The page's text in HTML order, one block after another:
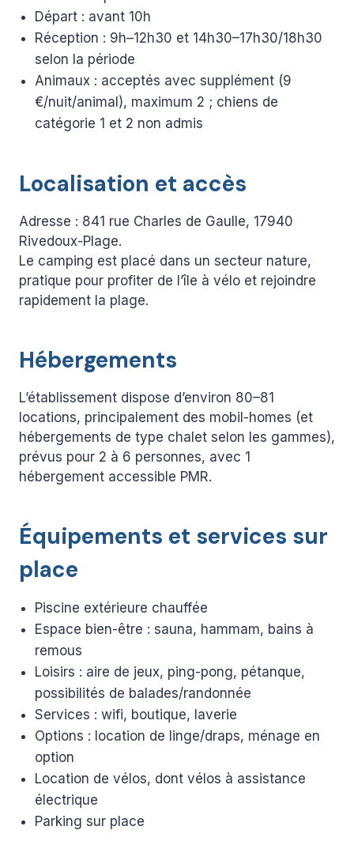
Départ : avant 10h
Réception : 9h–12h30 et 14h30–17h30/18h30
selon la période
Animaux : acceptés avec supplément (9
€/nuit/animal), maximum 2 ; chiens de
catégorie 1 et 2 non admis
Localisation et accès
Adresse : 841 rue Charles de Gaulle, 17940
Rivedoux-Plage.
Le camping est placé dans un secteur nature,
pratique pour profiter de l’île à vélo et rejoindre
rapidement la plage.
Hébergements
L’établissement dispose d’environ 80–81
locations, principalement des mobil-homes (et
hébergements de type chalet selon les gammes),
prévus pour 2 à 6 personnes, avec 1
hébergement accessible PMR.
Équipements et services sur
place
Piscine extérieure chauffée
Espace bien-être : sauna, hammam, bains à
remous
Loisirs : aire de jeux, ping-pong, pétanque,
possibilités de balades/randonnée
Services : wifi, boutique, laverie
Options : location de linge/draps, ménage en
option
Location de vélos, dont vélos à assistance
électrique
Parking sur place